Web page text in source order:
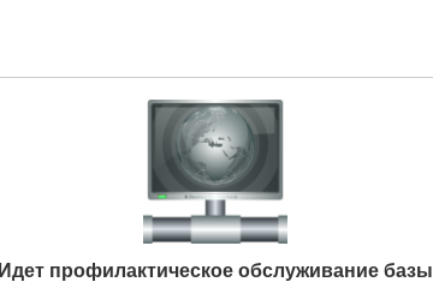
Идет профилактическое обслуживание базы